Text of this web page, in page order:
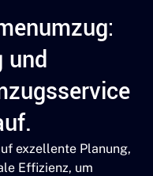
und
exzellente Planung,
Effizienz, um